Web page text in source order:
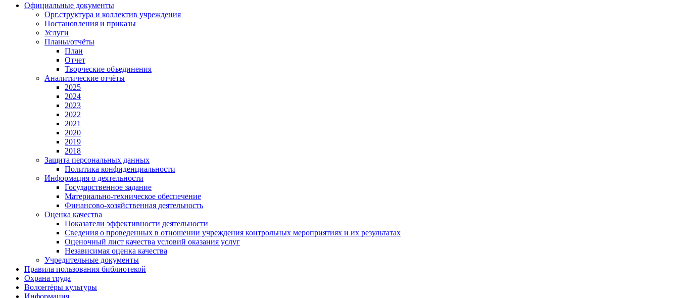
Официальные документы
Орг.структура и коллектив учреждения
Постановления и приказы
Услуги
Планы/отчёты
План
Отчет
Творческие объединения
Аналитические отчёты
2025
2024
2023
2022
2021
2020
2019
2018
Защита персональных данных
Политика конфиденциальности
Информация о деятельности
Государственное задание
Материально-техническое обеспечение
Финансово-хозяйственная деятельность
Оценка качества
Показатели эффективности деятельности
Сведения о проведенных в отношении учреждения контрольных мероприятиях и их результатах
Оценочный лист качества условий оказания услуг
Независимая оценка качества
Учредительные документы
Правила пользования библиотекой
Охрана труда
Волонтёры культуры
Информация